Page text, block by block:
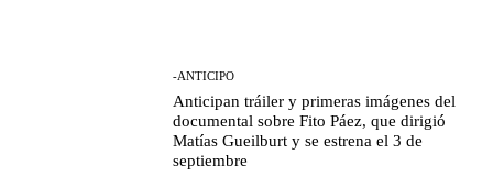
-ANTICIPO
Anticipan tráiler y primeras imágenes del
documental sobre Fito Páez, que dirigió
Matías Gueilburt y se estrena el 3 de
septiembre